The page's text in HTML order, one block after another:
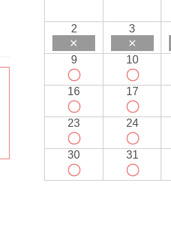
2
×
3
×
9
〇
10
〇
16
〇
17
〇
23
〇
24
〇
30
〇
31
〇